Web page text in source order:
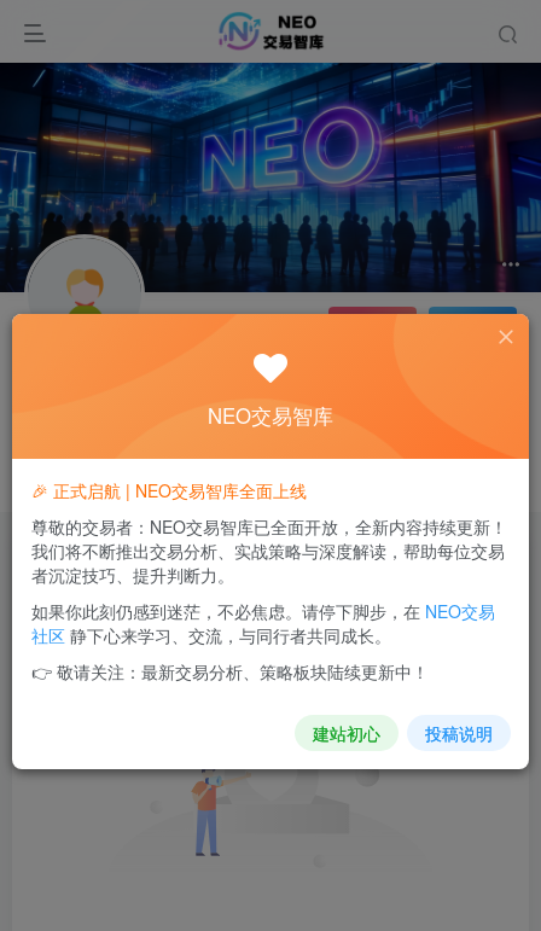
极好 · 1000
已加入NEO208天 总消费：0.00
这家伙很懒，什么都没有写...
文章0 收藏0 评论 3 版块 0 帖子0 粉丝 0
粉丝 0 关注 0
NEO交易智库
🎉 正式启航 | NEO交易智库全面上线
尊敬的交易者：NEO交易智库已全面开放，全新内容持续更新！
我们将不断推出交易分析、实战策略与深度解读，帮助每位交易
者沉淀技巧、提升判断力。
如果你此刻仍感到迷茫，不必焦虑。请停下脚步，在 NEO交易
社区 静下心来学习、交流，与同行者共同成长。
👉 敬请关注：最新交易分析、策略板块陆续更新中！
建站初心 投稿说明